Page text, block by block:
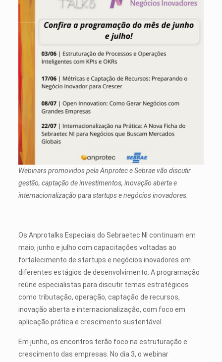
Webinars promovidos pela Anprotec e Sebrae vão discutir
gestão, captação de investimentos, inovação aberta e
internacionalização para startups e negócios inovadores.
Os Anprotalks Especiais do Sebraetec NI continuam em
maio, junho e julho com capacitações voltadas ao
fortalecimento de startups e negócios inovadores em
diferentes estágios de desenvolvimento. A programação
reúne especialistas para discutir temas estratégicos
como tributação, operação, captação de recursos,
inovação aberta e internacionalização, com foco em
aplicação prática e crescimento sustentável.
Em junho, os encontros terão foco na estruturação e
crescimento das empresas. No dia 3, o webinar